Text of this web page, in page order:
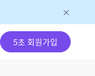
5초 회원가입